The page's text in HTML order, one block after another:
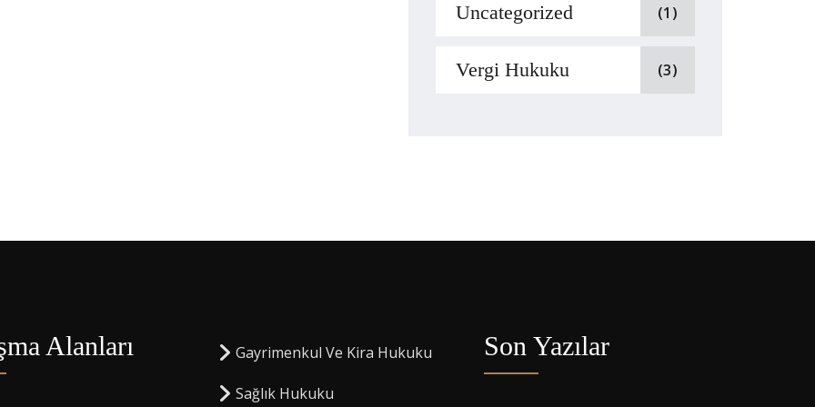
Uncategorized (1)
Vergi Hukuku (3)
Alanları Gayrimenkul Ve Kira Hukuku
Sağlık Hukuku
Son Yazılar